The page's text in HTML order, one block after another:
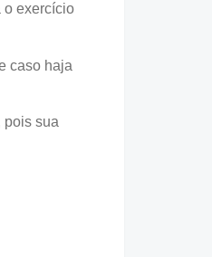
o exercício
caso haja
pois sua